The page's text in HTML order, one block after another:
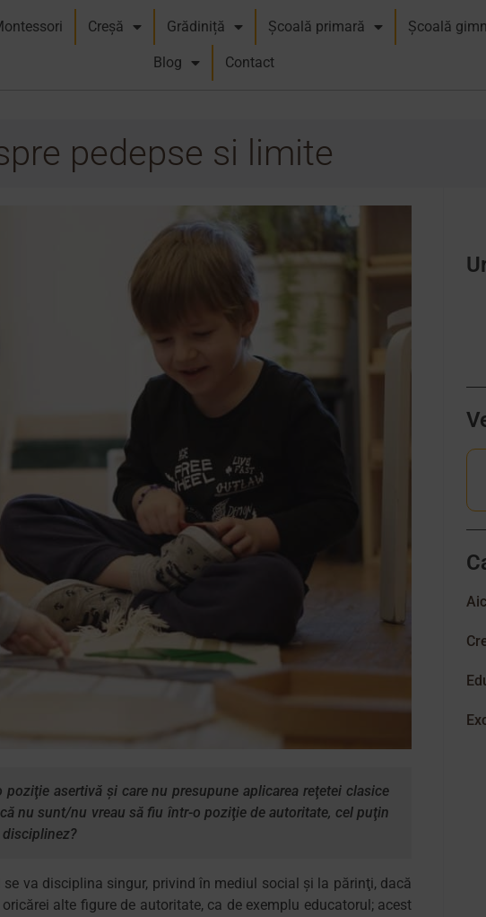
Creșă Grădiniță Școală primară Școală
Blog Contact
pedepse si limite
asertivă şi care nu presupune aplicarea reţetei clasice
nu sunt/nu vreau să fiu într-o poziţie de autoritate, cel puţin
va disciplina singur, privind în mediul social şi la părinţi, dacă
alte figure de autoritate, ca de exemplu educatorul; acest